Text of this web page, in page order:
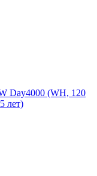
Day4000 (WH, 120
лет)